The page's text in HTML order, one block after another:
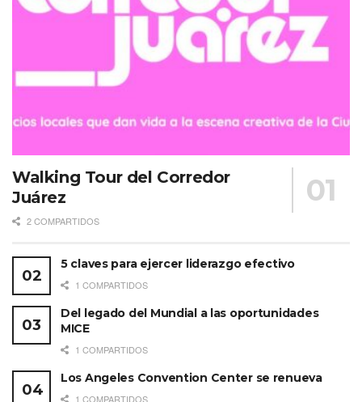
México
Walking Tour del Corredor
Juárez
2 COMPARTIDOS
5 claves para ejercer liderazgo efectivo
1 COMPARTIDOS
Del legado del Mundial a las oportunidades
MICE
1 COMPARTIDOS
Los Angeles Convention Center se renueva
1 COMPARTIDOS